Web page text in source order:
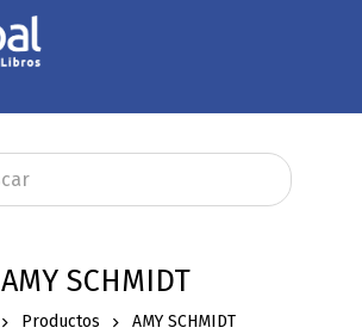
AMY SCHMIDT
Productos AMY SCHMIDT